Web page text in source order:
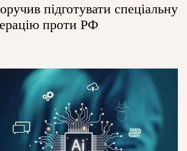
підготувати спеціальну
проти РФ